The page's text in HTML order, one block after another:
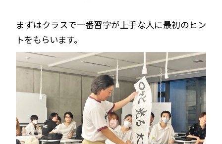
まずはクラスで一番習字が上手な人に最初のヒン
トをもらいます。